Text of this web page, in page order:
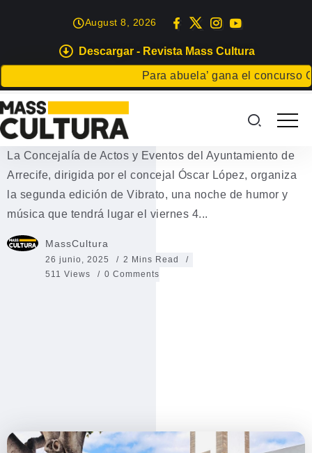
Descargar - Revista Mass Cultura
Para abuela’ gana el concurso
August 8, 2026
EVENTOS
La Recova en Arrecife con Miki
Dkai y Marta Soto
La Concejalía de Actos y Eventos del Ayuntamiento de
Arrecife, dirigida por el concejal Óscar López, organiza
la segunda edición de Vibrato, una noche de humor y
música que tendrá lugar el viernes 4...
MassCultura
26 junio, 2025
2 Mins Read
511 Views
0 Comments